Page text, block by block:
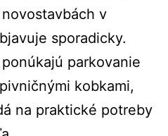
v
sporadicky.
parkovanie
kobkami,
na praktické potreby